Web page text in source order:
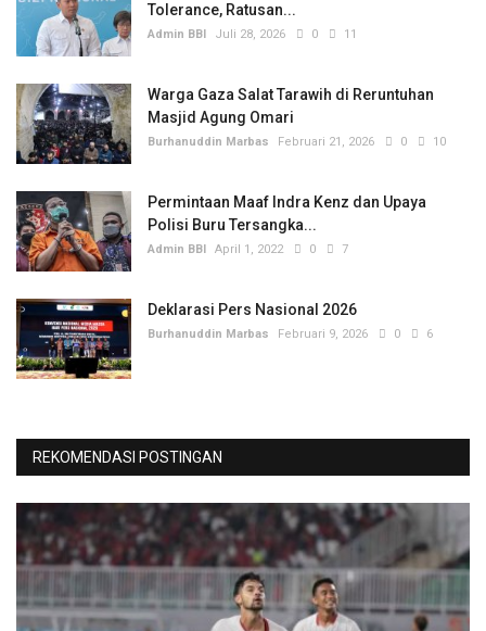
Berita Daerah
Tolerance, Ratusan...
Admin BBI Juli 28, 2026 0 11
Warga Gaza Salat Tarawih di Reruntuhan
Masjid Agung Omari
Burhanuddin Marbas Februari 21, 2026 0 10
Permintaan Maaf Indra Kenz dan Upaya
Polisi Buru Tersangka...
Admin BBI April 1, 2022 0 7
Deklarasi Pers Nasional 2026
Burhanuddin Marbas Februari 9, 2026 0 6
REKOMENDASI POSTINGAN